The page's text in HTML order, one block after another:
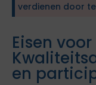
verdienen door
Eisen
en